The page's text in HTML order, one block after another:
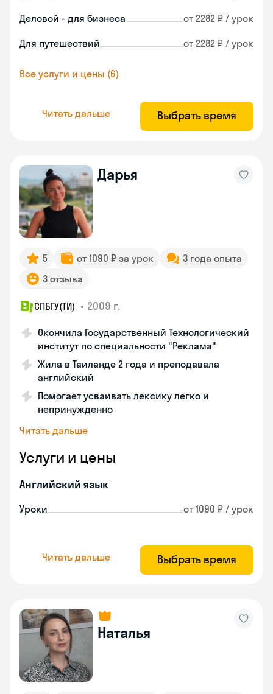
Деловой - для бизнеса от 2282 ₽ / урок
Для путешествий от 2282 ₽ / урок
Все услуги и цены (6)
Читать дальше Выбрать время
Дарья
5 от 1090 ₽ за урок
3 года опыта
3 отзыва
СПБГУ(ТИ) • 2009 г.
Окончила Государственный Технологический
институт по специальности "Реклама"
Жила в Таиланде 2 года и преподавала
английский
Помогает усваивать лексику легко и
непринужденно
Читать дальше
Услуги и цены
Английский язык
Уроки от 1090 ₽ / урок
Читать дальше Выбрать время
Наталья